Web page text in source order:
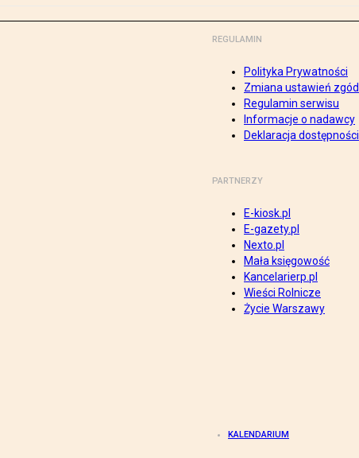
REGULAMIN
Polityka Prywatności
Zmiana ustawień zgód
Regulamin serwisu
Informacje o nadawcy
Deklaracja dostępności
PARTNERZY
E-kiosk.pl
E-gazety.pl
Nexto.pl
Mała księgowość
Kancelarierp.pl
Wieści Rolnicze
Życie Warszawy
KALENDARIUM